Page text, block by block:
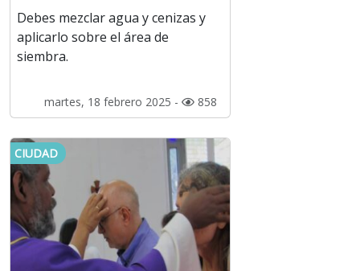
Debes mezclar agua y cenizas y
aplicarlo sobre el área de
siembra.
martes, 18 febrero 2025 - 858
CIUDAD